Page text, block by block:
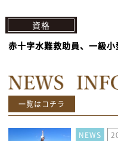
資格
赤十字水難救助員、一級
一覧はコチラ
NEWS